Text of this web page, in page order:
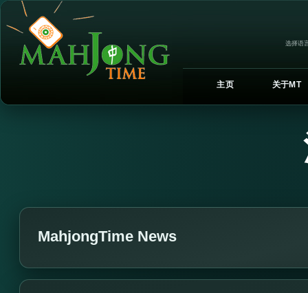
选择语
主页 关于MT
MahjongTime News